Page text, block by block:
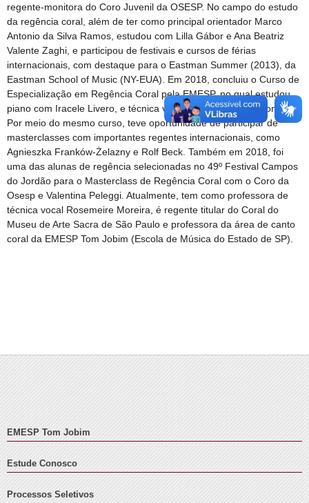
regente-monitora do Coro Juvenil da OSESP. No campo do estudo
da regência coral, além de ter como principal orientador Marco
Antonio da Silva Ramos, estudou com Lilla Gábor e Ana Beatriz
Valente Zaghi, e participou de festivais e cursos de férias
internacionais, com destaque para o Eastman Summer (2013), da
Eastman School of Music (NY-EUA). Em 2018, concluiu o Curso de
Especialização em Regência Coral pela EMESP, no qual estudou
piano com Iracele Livero, e técnica vocal com Adriano Vasconcelos.
Por meio do mesmo curso, teve oportunidade de participar de
masterclasses com importantes regentes internacionais, como
Agnieszka Franków-Żelazny e Rolf Beck. Também em 2018, foi
uma das alunas de regência selecionadas no 49º Festival Campos
do Jordão para o Masterclass de Regência Coral com o Coro da
Osesp e Valentina Peleggi. Atualmente, tem como professora de
técnica vocal Rosemeire Moreira, é regente titular do Coral do
Museu de Arte Sacra de São Paulo e professora da área de canto
coral da EMESP Tom Jobim (Escola de Música do Estado de SP).
EMESP Tom Jobim
Estude Conosco
Processos Seletivos